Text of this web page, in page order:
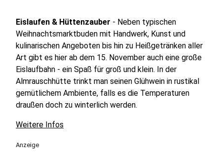
Eislaufen & Hüttenzauber - Neben typischen
Weihnachtsmarktbuden mit Handwerk, Kunst und
kulinarischen Angeboten bis hin zu Heißgetränken aller
Art gibt es hier ab dem 15. November auch eine große
Eislaufbahn - ein Spaß für groß und klein. In der
Almrauschhütte trinkt man seinen Glühwein in rustikal
gemütlichem Ambiente, falls es die Temperaturen
draußen doch zu winterlich werden.
Weitere Infos
Anzeige